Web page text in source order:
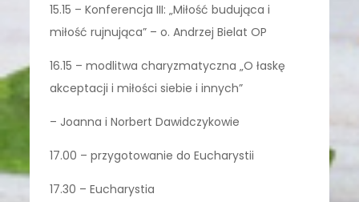
15.15 – Konferencja III: „Miłość budująca i
miłość rujnująca” – o. Andrzej Bielat OP
16.15 – modlitwa charyzmatyczna „O łaskę
akceptacji i miłości siebie i innych”
– Joanna i Norbert Dawidczykowie
17.00 – przygotowanie do Eucharystii
17.30 – Eucharystia